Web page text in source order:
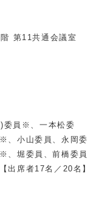
第11共通会議室
委員※、一本松委
、小山委員、永岡委
堀委員、前橋委員
席者17名／20名】